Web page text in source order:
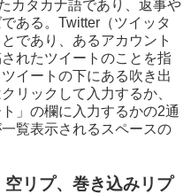
カタカナ語であり、返事や
ある。Twitter（ツイッタ
であり、あるアカウント
れたツイートのことを指
イートの下にある吹き出
リックして入力するか、
」の欄に入力するかの2通
覧表示されるスペースの
リプ、巻き込みリプ